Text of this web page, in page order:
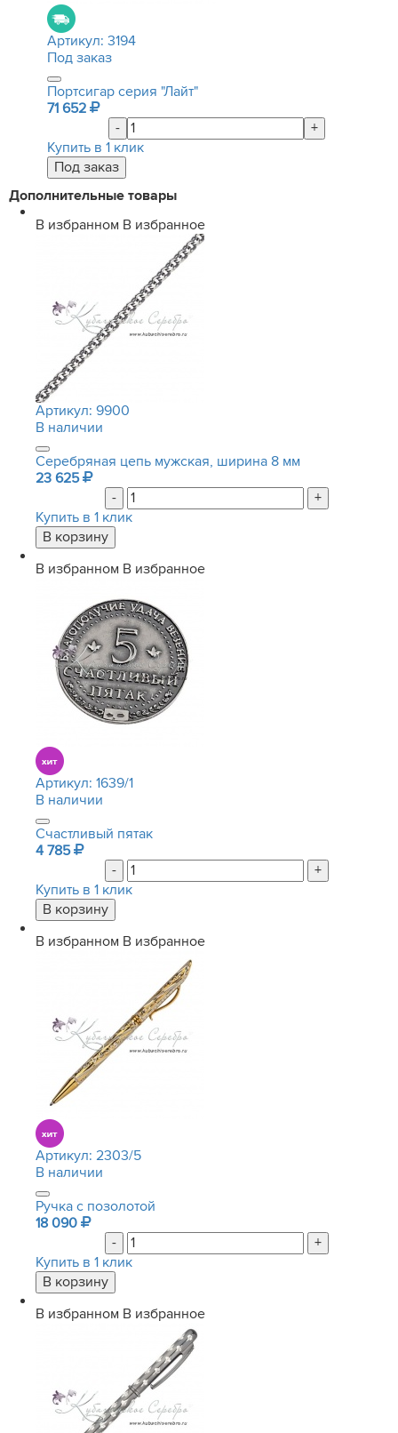
Артикул: 3194
Под заказ
Портсигар серия "Лайт"
71 652
-
+
Купить в 1 клик
Дополнительные товары
В избранном В избранное
Артикул: 9900
В наличии
Серебряная цепь мужская, ширина 8 мм
23 625
-
+
Купить в 1 клик
В избранном В избранное
Артикул: 1639/1
В наличии
Счастливый пятак
4 785
-
+
Купить в 1 клик
В избранном В избранное
Артикул: 2303/5
В наличии
Ручка с позолотой
18 090
-
+
Купить в 1 клик
В избранном В избранное